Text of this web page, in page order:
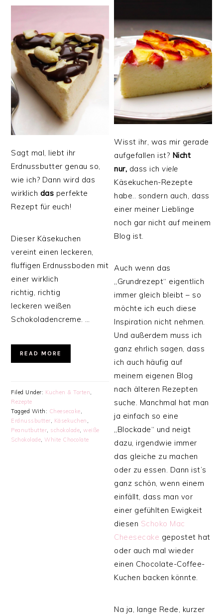
Sagt mal, liebt ihr
Erdnussbutter genau so,
wie ich? Dann wird das
wirklich das perfekte
Rezept für euch!
Dieser Käsekuchen
vereint einen leckeren,
fluffigen Erdnussboden mit
einer wirklich
richtig, richtig
leckeren weißen
Schokoladencreme. …
READ MORE
Filed Under: Kuchen & Torten,
Rezepte
Tagged With: Cheesecake,
Erdnussbutter, Käsekuchen ,
Peanutbutter, schokolade,weiße
Schokolade,White Chocolate
Wisst ihr, was mir gerade
aufgefallen ist? Nicht
nur, dass ichviele
Käsekuchen-Rezepte
habe.. sondern auch, dass
einer meiner Lieblinge
noch gar nicht auf meinem
Blog ist.
Auch wenn das
„Grundrezept“ eigentlich
immer gleich bleibt – so
möchte ich euch diese
Inspiration nicht nehmen.
Und außerdem muss ich
ganz ehrlich sagen, dass
ich auch häufig auf
meinem eigenen Blog
nach älteren Rezepten
suche. Manchmal hat man
ja einfach so eine
„Blockade“ und neigt
dazu, irgendwie immer
das gleiche zu machen
oder zu essen. Dann ist’s
ganz schön, wenn einem
einfällt, dass man vor
einer gefühlten Ewigkeit
diesen Schoko Mac
Cheesecake gepostet hat
oder auch mal wieder
einen Chocolate-Coffee-
Kuchen backen könnte.
Na ja, lange Rede, kurzer